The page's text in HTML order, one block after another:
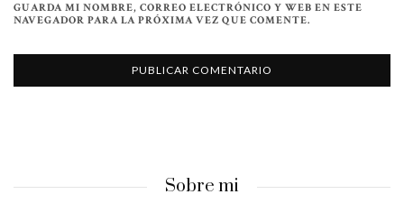
GUARDA MI NOMBRE, CORREO ELECTRÓNICO Y WEB EN ESTE
NAVEGADOR PARA LA PRÓXIMA VEZ QUE COMENTE.
Sobre mi